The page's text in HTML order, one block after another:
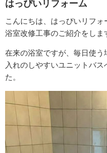
はっぴいリフォーム
こんにちは、はっぴいリフォ
浴室改修工事のご紹介をしま
在来の浴室ですが、毎日使
入れのしやすいユニットバ
た。